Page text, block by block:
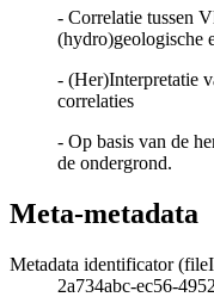
- Correlatie tussen
(hydro)geologische
- (Her)Interpretatie
correlaties
- Op basis van de
de ondergrond.
Meta-metadata
Metadata identificator
2a734abc-ec56-